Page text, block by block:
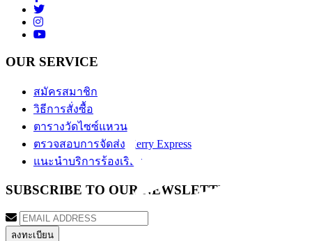
OUR SERVICE
สมัครสมาชิก
วิธีการสั่งซื้อ
ตารางวัดไซซ์แหวน
ตรวจสอบการจัดส่ง Kerry Express
แนะนำบริการร้องเรียน
SUBSCRIBE TO OUR NEWSLETTER